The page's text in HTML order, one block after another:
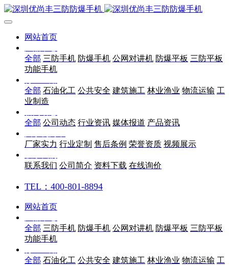
网站首页
全部 三防手机 防爆手机 公网对讲机 防爆平板 三防平板
功能手机
全部 石油化工 公共安全 建筑施工 林业渔业 物流运输 工
业制造
全部 公司动态 行业资讯 媒体报道 产品资讯
厂家实力 行业定制 售后条例 荣誉资质 视频展示
联系我们 公司简介 资料下载 在线询价
TEL：400-801-8894
网站首页
全部 三防手机 防爆手机 公网对讲机 防爆平板 三防平板
功能手机
全部 石油化工 公共安全 建筑施工 林业渔业 物流运输 工